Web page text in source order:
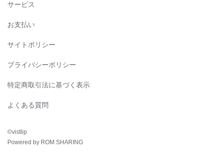
サービス
お支払い
サイトポリシー
プライバシーポリシー
特定商取引法に基づく表示
よくある質問
©︎vistlip
Powered by ROM SHARING